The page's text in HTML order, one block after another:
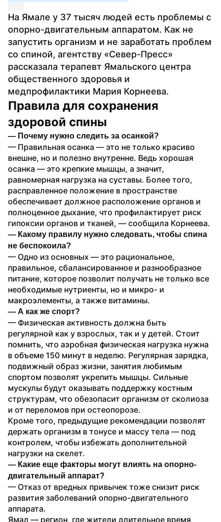
На Ямале у 37 тысяч людей есть проблемы с
опорно-двигательным аппаратом. Как не
запустить организм и не заработать проблем
со спиной, агентству «Север-Пресс»
рассказала терапевт Ямальского центра
общественного здоровья и
медпрофилактики Мария Корнеева.
Правила для сохранения
здоровой спины
— Почему нужно следить за осанкой?
— Правильная осанка — это не только красиво
внешне, но и полезно внутренне. Ведь хорошая
осанка — это крепкие мышцы, а значит,
равномерная нагрузка на суставы. Более того,
расправленное положение в пространстве
обеспечивает должное расположение органов и
полноценное дыхание, что профилактирует риск
гипоксии органов и тканей, — сообщила Корнеева.
— Какому правилу нужно следовать, чтобы спина
не беспокоила?
— Одно из основных — это рациональное,
правильное, сбалансированное и разнообразное
питание, которое позволит получать не только все
необходимые нутриенты, но и микро- и
макроэлементы, а также витамины.
— А как же спорт?
— Физическая активность должна быть
регулярной как у взрослых, так и у детей. Стоит
помнить, что аэробная физическая нагрузка нужна
в объеме 150 минут в неделю. Регулярная зарядка,
подвижный образ жизни, занятия любимым
спортом позволят укрепить мышцы. Сильные
мускулы будут оказывать поддержку костным
структурам, что обезопасит организм от сколиоза
и от переломов при остеопорозе.
Кроме того, предыдущие рекомендации позволят
держать организм в тонусе и массу тела — под
контролем, чтобы избежать дополнительной
нагрузки на скелет.
— Какие еще факторы могут влиять на опорно-
двигательный аппарат?
— Отказ от вредных привычек тоже снизит риск
развития заболеваний опорно-двигательного
аппарата.
Ямал — регион, где жители длительное время